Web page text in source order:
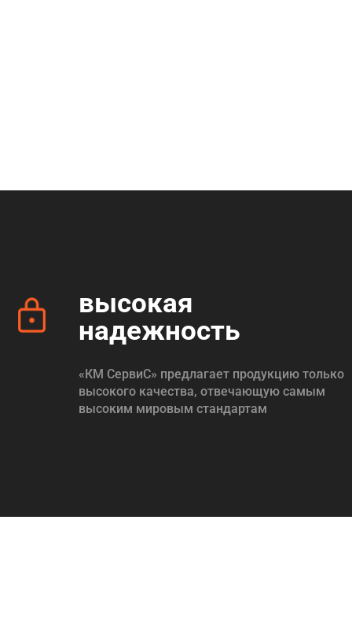
высокая
надежность
«КМ СервиС» предлагает продукцию только
высокого качества, отвечающую самым
высоким мировым стандартам